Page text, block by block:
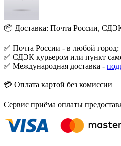
📦 Доставка: Почта России,
✅ Почта России - в любой город:
✅ СДЭК курьером или пункт
✅ Международная доставка -
💳 Оплата картой без комиссии
Сервис приёма оплаты